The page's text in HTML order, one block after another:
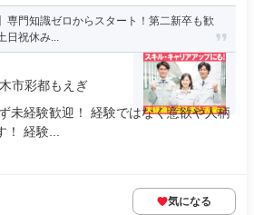
専門知識ゼロからスタート！第二新卒も歓
日祝休み...
市彩都もえぎ
未経験歓迎！ 経験ではなく意欲や人柄
経験...
気になる